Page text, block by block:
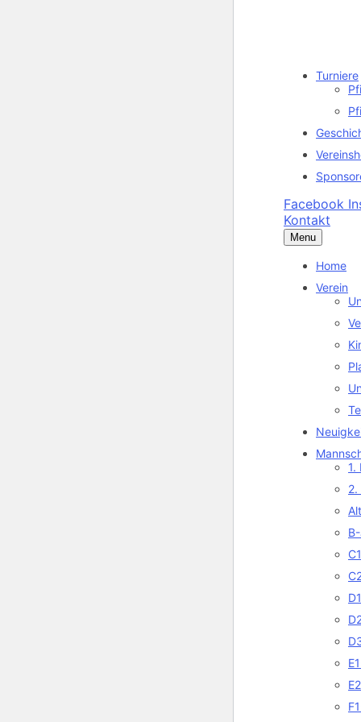
Turniere
Facebook
Kontakt
Menu
Home
Verein
1.
2.